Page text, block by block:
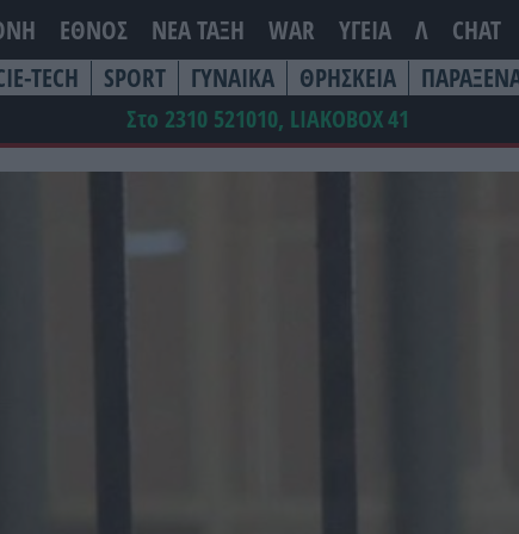
ΕΘΝΟΣ ΝΕΑ ΤΆΞΗ WAR ΥΓΕΙΑ Λ CHAT
TECH SPORT ΓΥΝΑΙΚΑ ΘΡΗΣΚΕΙΑ
Στο 2310 521010, LIAKOBOX41